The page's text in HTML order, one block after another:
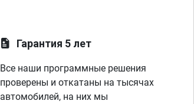
Гарантия 5 лет
Все наши программные решения
проверены и откатаны на тысячах
автомобилей, на них мы